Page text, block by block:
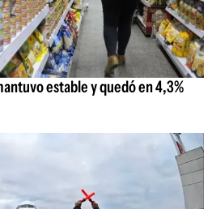
estable y quedó en 4,3%